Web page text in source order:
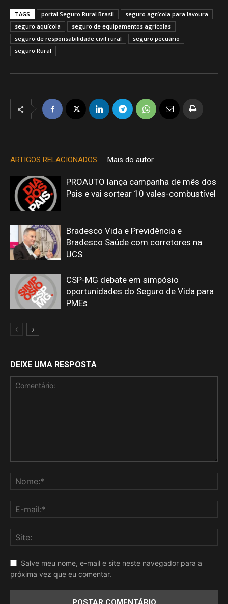
TAGS portal Seguro Rural Brasil
seguro agrícola para lavoura
seguro aquícola
seguro de equipamentos agrícolas
seguro de responsabilidade civil rural
seguro pecuário
seguro Rural
ARTIGOS RELACIONADOS Mais do autor
PROAUTO lança campanha de mês dos
Pais e vai sortear 10 vales-combustível
Bradesco Vida e Previdência e
Bradesco Saúde com corretores na
UCS
CSP-MG debate em simpósio
oportunidades do Seguro de Vida para
PMEs
DEIXE UMA RESPOSTA
Salve meu nome, e-mail e site neste navegador para a
próxima vez que eu comentar.